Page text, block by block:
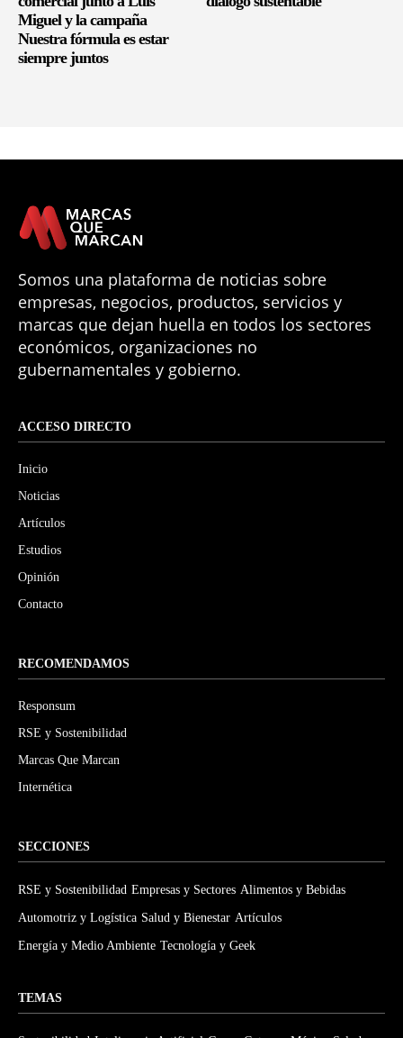
Miguel y la campaña
Nuestra fórmula es estar
siempre juntos
Somos una plataforma de noticias sobre
empresas, negocios, productos, servicios y
marcas que dejan huella en todos los sectores
económicos, organizaciones no
gubernamentales y gobierno.
ACCESO DIRECTO
Inicio
Noticias
Artículos
Estudios
Opinión
Contacto
RECOMENDAMOS
Responsum
RSE y Sostenibilidad
Marcas Que Marcan
Internética
SECCIONES
RSE y Sostenibilidad Empresas y Sectores Alimentos y Bebidas
Automotriz y Logística Salud y Bienestar Artículos
Energía y Medio Ambiente Tecnología y Geek
TEMAS